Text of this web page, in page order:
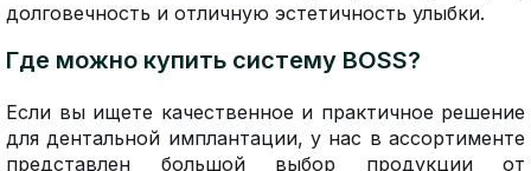
долговечность и отличную эстетичность улыбки.
Где можно купить систему BOSS?
Если вы ищете качественное и практичное решение
для дентальной имплантации, у нас в ассортименте
представлен большой выбор продукции от